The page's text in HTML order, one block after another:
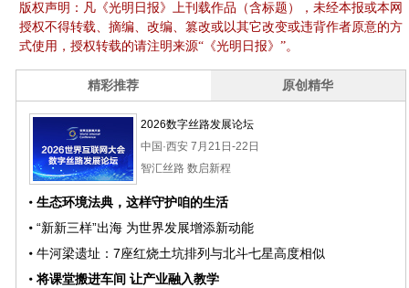
版权声明：凡《光明日报》上刊载作品（含标题），未经本报或本网
授权不得转载、摘编、改编、篡改或以其它改变或违背作者原意的方
式使用，授权转载的请注明来源“《光明日报》”。